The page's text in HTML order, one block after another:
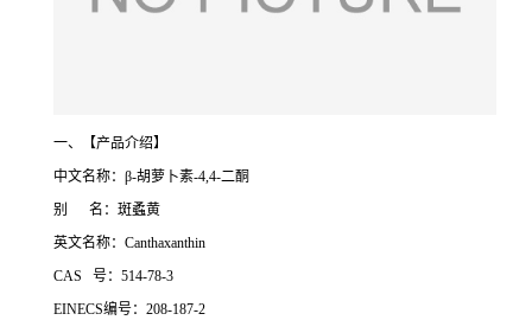
一、【产品介绍】
中文名称：β-胡萝卜素-4,4-二酮
别 名：斑蟊黄
英文名称：Canthaxanthin
CAS 号：514-78-3
EINECS编号：208-187-2